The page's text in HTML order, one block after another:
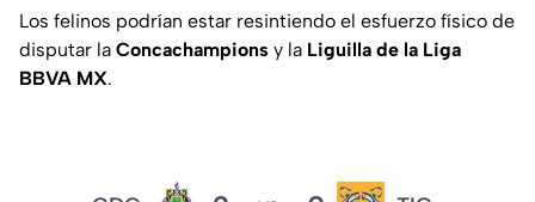
Los felinos podrían estar resintiendo el esfuerzo físico de
disputar la Concachampions y la Liguilla de la Liga
BBVA MX.